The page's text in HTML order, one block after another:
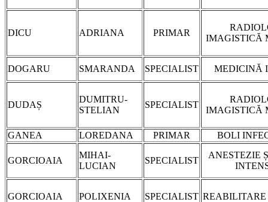
DICU ADRIANA PRIMAR
IMAGISTICĂ
DOGARU SMARANDA SPECIALIST MEDICINĂ
DUDAȘ
DUMITRU-
STELIAN
SPECIALIST
IMAGISTICĂ
GANEA LOREDANA PRIMAR BOLI
GORCIOAIA
MIHAI-
LUCIAN
SPECIALIST
ANESTEZIE
GORCIOAIA POLIXENIA SPECIALIST